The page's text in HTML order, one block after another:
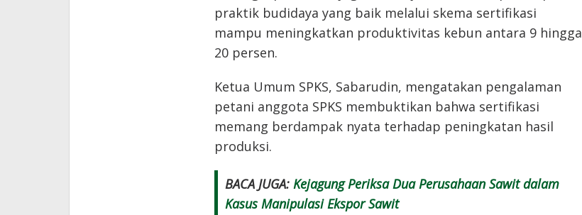
praktik budidaya yang baik melalui skema sertifikasi
mampu meningkatkan produktivitas kebun antara 9 hingga
20 persen.
Ketua Umum SPKS, Sabarudin, mengatakan pengalaman
petani anggota SPKS membuktikan bahwa sertifikasi
memang berdampak nyata terhadap peningkatan hasil
produksi.
BACA JUGA: Kejagung Periksa Dua Perusahaan Sawit dalam
Kasus Manipulasi Ekspor Sawit